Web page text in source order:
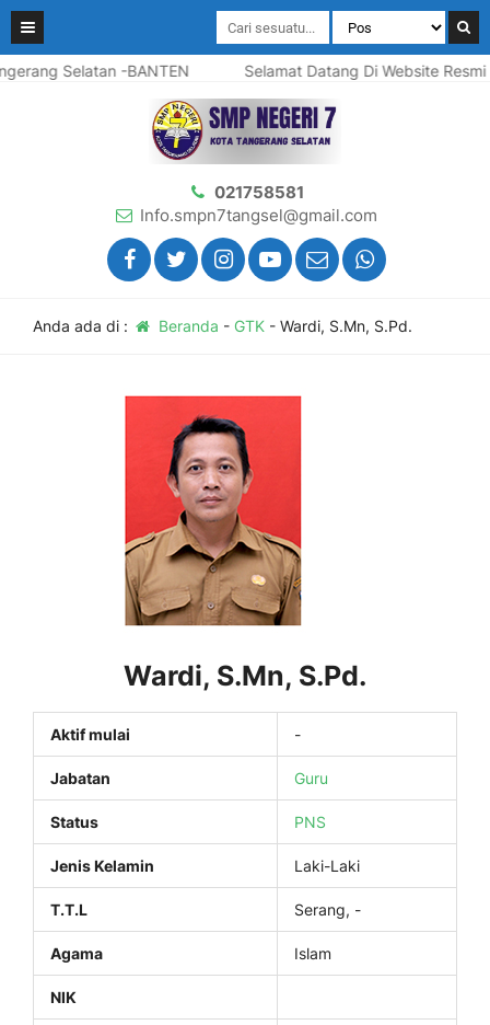
Selatan -BANTEN Selamat Datang Di Website Resmi SMP
021758581
Info.smpn7tangsel@gmail.com
Anda ada di : Beranda - GTK- Wardi, S.Mn, S.Pd.
Wardi, S.Mn, S.Pd.
Aktif mulai -
Jabatan Guru
Status PNS
Jenis Kelamin Laki-Laki
T.T.L Serang, -
Agama Islam
NIK